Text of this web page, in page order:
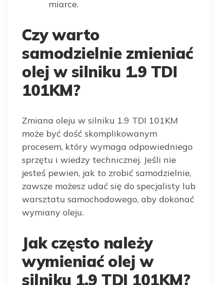
miarce.
Czy warto
samodzielnie zmieniać
olej w silniku 1.9 TDI
101KM?
Zmiana oleju w silniku 1.9 TDI 101KM
może być dość skomplikowanym
procesem, który wymaga odpowiedniego
sprzętu i wiedzy technicznej. Jeśli nie
jesteś pewien, jak to zrobić samodzielnie,
zawsze możesz udać się do specjalisty lub
warsztatu samochodowego, aby dokonać
wymiany oleju.
Jak często należy
wymieniać olej w
silniku 1.9 TDI 101KM?